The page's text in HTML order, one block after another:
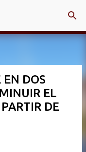
DOS
EL
DE